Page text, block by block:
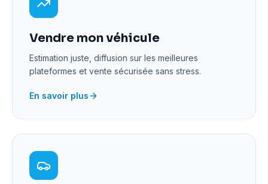
Vendre mon véhicule
Estimation juste, diffusion sur les meilleures
plateformes et vente sécurisée sans stress.
En savoir plus